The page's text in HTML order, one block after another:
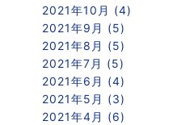
2021年10月 (4)
2021年9月 (5)
2021年8月 (5)
2021年7月 (5)
2021年6月 (4)
2021年5月 (3)
2021年4月 (6)